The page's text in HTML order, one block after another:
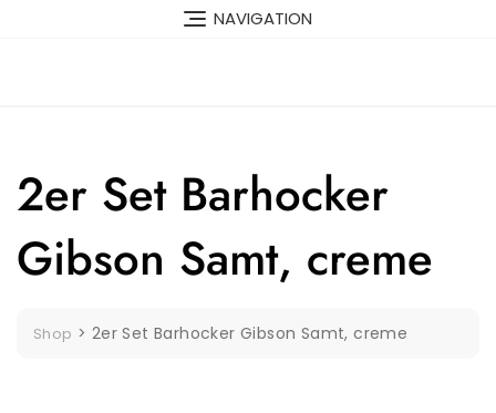
NAVIGATION
2er Set Barhocker
Gibson Samt, creme
Shop > 2er Set Barhocker Gibson Samt, creme